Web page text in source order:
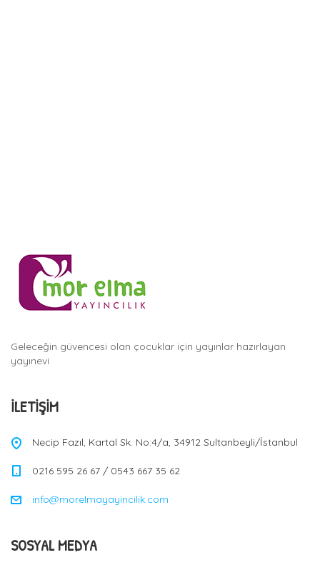
Geleceğin güvencesi olan çocuklar için yayınlar hazırlayan
yayınevi
İLETIŞIM
Necip Fazıl, Kartal Sk. No:4/a, 34912 Sultanbeyli/İstanbul
0216 595 26 67 / 0543 667 35 62
info@morelmayayincilik.com
SOSYAL MEDYA